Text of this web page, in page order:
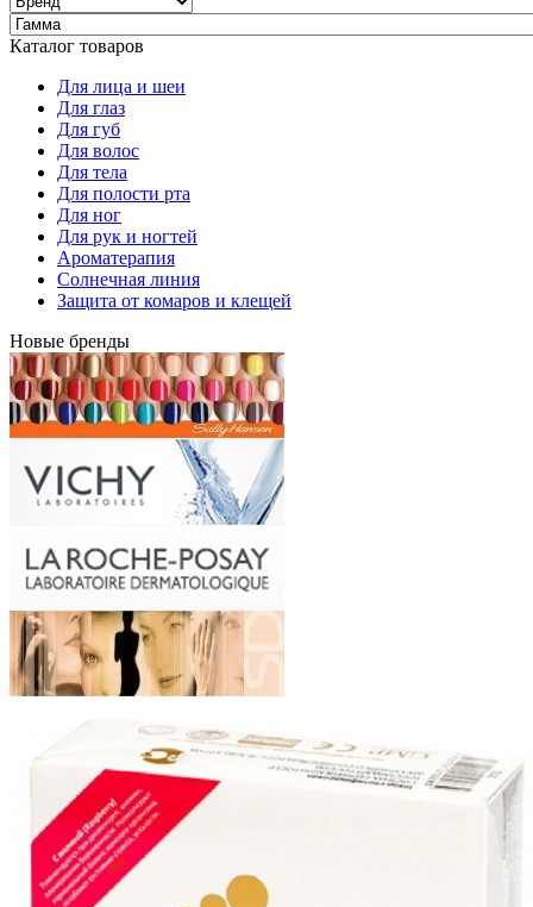
Каталог товаров
Для лица и шеи
Для глаз
Для губ
Для волос
Для тела
Для полости рта
Для ног
Для рук и ногтей
Ароматерапия
Солнечная линия
Защита от комаров и клещей
Новые бренды